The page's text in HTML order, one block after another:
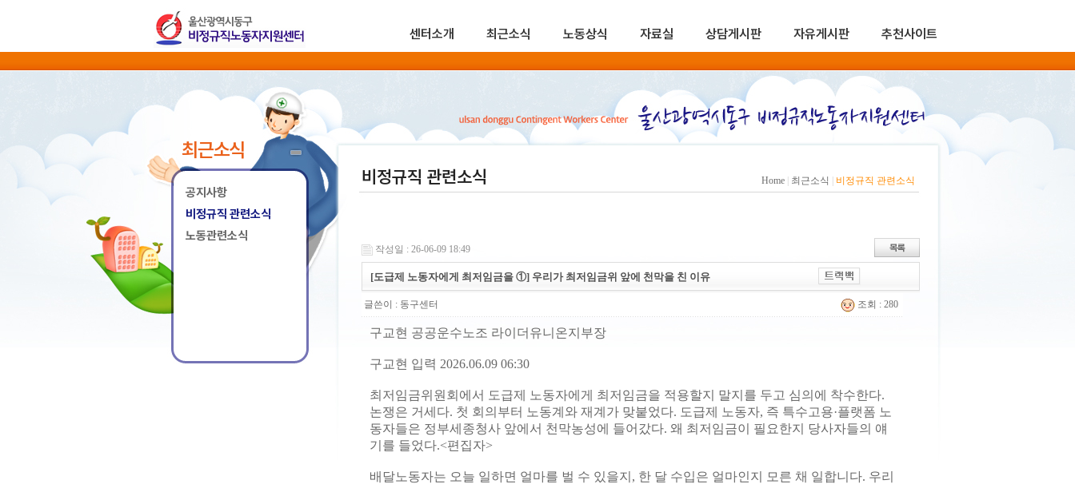
센터소개 최근소식 노동상식 자료실 상담게시판 자유게시판 추천사이트
최근소식
공지사항
비정규직 관련소식
노동관련소식
비정규직 관련소식 Home 최근소식 비정규직 관련소식
작성일 : 26-06-09 18:49
[도급제 노동자에게 최저임금을 ①] 우리가 최저임금위 앞에 천막을 친 이유
글쓴이 : 동구센터 조회 : 280
구교현 공공운수노조 라이더유니온지부장
구교현 입력 2026.06.09 06:30
최저임금위원회에서 도급제 노동자에게 최저임금을 적용할지 말지를 두고 심의에 착수한다.
논쟁은 거세다. 첫 회의부터 노동계와 재계가 맞붙었다. 도급제 노동자, 즉 특수고용·플랫폼 노
동자들은 정부세종청사 앞에서 천막농성에 들어갔다. 왜 최저임금이 필요한지 당사자들의 얘
기를 들었다.<편집자>
배달노동자는 오늘 일하면 얼마를 벌 수 있을지, 한 달 수입은 얼마인지 모른 채 일합니다. 우리